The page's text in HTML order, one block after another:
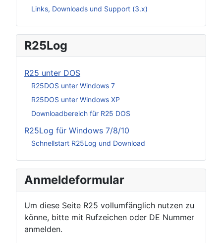
Links, Downloads und Support (3.x)
R25Log
R25 unter DOS
R25DOS unter Windows 7
R25DOS unter Windows XP
Downloadbereich für R25 DOS
R25Log für Windows 7/8/10
Schnellstart R25Log und Download
Anmeldeformular
Um diese Seite R25 vollumfänglich nutzen zu
könne, bitte mit Rufzeichen oder DE Nummer
anmelden.